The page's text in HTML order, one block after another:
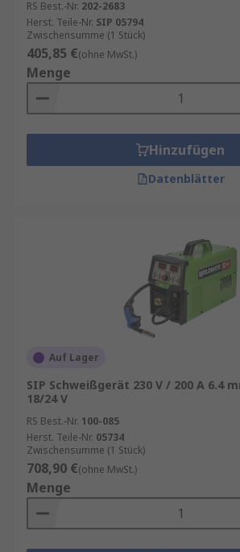
RS Best.-Nr. 202-2683
Herst. Teile-Nr. SIP 05794
Zwischensumme (1 Stück)
405,85 €(ohne MwSt.)
Menge
Hinzufügen
Datenblätter
Auf Lager
SIP Schweißgerät 230 V / 200 A 6.4
18/24 V
RS Best.-Nr. 100-085
Herst. Teile-Nr. 05734
Zwischensumme (1 Stück)
708,90 €(ohne MwSt.)
Menge